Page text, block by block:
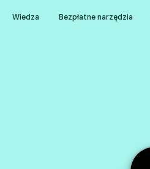
Wiedza Bezpłatne narzędzia